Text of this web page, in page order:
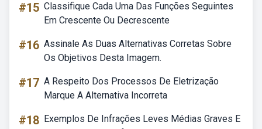
#15 Classifique Cada Uma Das Funções Seguintes
Em Crescente Ou Decrescente
#16 Assinale As Duas Alternativas Corretas Sobre
Os Objetivos Desta Imagem.
#17 A Respeito Dos Processos De Eletrização
Marque A Alternativa Incorreta
#18 Exemplos De Infrações Leves Médias Graves E